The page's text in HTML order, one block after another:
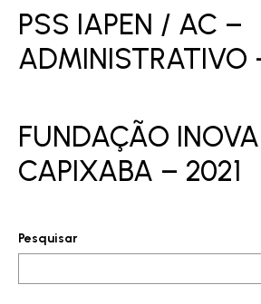
PSS IAPEN / AC –
ADMINISTRATIVO
FUNDAÇÃO INOVA
CAPIXABA – 2021
Pesquisar